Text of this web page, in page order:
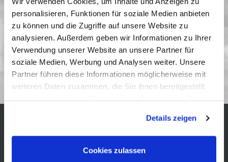
personalisieren, Funktionen für soziale Medien anbieten
zu können und die Zugriffe auf unsere Website zu
analysieren. Außerdem geben wir Informationen zu Ihrer
Verwendung unserer Website an unsere Partner für
soziale Medien, Werbung und Analysen weiter. Unsere
Partner führen diese Informationen möglicherweise mit
weiteren Daten zusammen, die Sie ihnen bereitgestellt
Cookies, wenn Sie unsere Webseite weiterhin nutzen.
Details zeigen
Cookies zulassen
Vergangene Vorstellungen
24 Juli 2012| 10:00
Kinderfilm 7/12
Kontakt / Anfahrt
Impressum
Sitemap